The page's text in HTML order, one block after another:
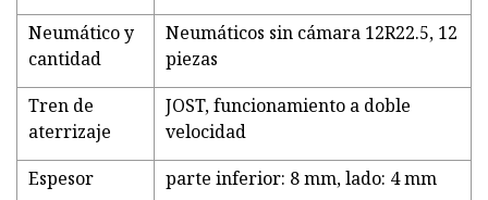
Neumático y
cantidad
Neumáticos sin cámara 12R22.5, 12
piezas
Tren de
aterrizaje
JOST, funcionamiento a doble
velocidad
Espesor
parte inferior: 8 mm, lado: 4 mm